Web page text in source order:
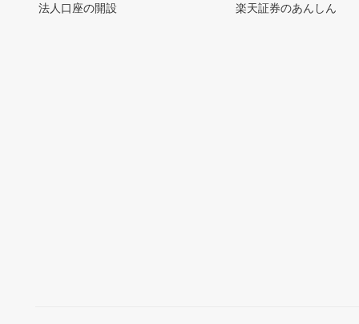
法人口座の開設
楽天証券のあんしん